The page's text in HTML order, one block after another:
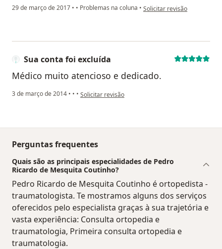
29 de março de 2017 • • Problemas na coluna • na opinião do utilizador
Solicitar revisão
Sua conta foi excluída
Médico muito atencioso e dedicado.
3 de março de 2014 • • • na opinião do utilizador Sua conta foi excluída
Solicitar revisão
Perguntas frequentes
Quais são as principais especialidades de Pedro
Ricardo de Mesquita Coutinho?
Pedro Ricardo de Mesquita Coutinho é ortopedista -
traumatologista. Te mostramos alguns dos serviços
oferecidos pelo especialista graças à sua trajetória e
vasta experiência: Consulta ortopedia e
traumatologia, Primeira consulta ortopedia e
traumatologia.